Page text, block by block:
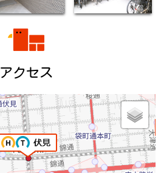
アクセス